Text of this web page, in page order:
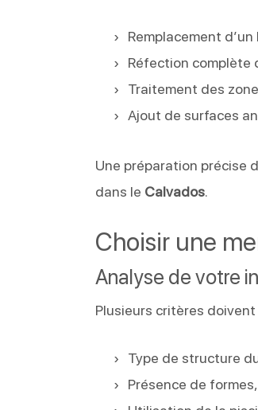
Remplacement d’un
Réfection complète
Traitement des
Ajout de surfaces
Une préparation précise
dans le Calvados.
Choisir une
Analyse de votre
Plusieurs critères
Type de structure
Présence de